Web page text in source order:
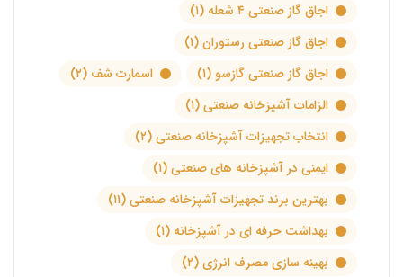
اجاق گاز صنعتی ۴ شعله
(۱)
اجاق گاز صنعتی رستوران(۱)
اجاق گاز صنعتی گازسو (۱) اسمارت شف (۲)
الزامات آشپزخانه صنعتی(۱)
انتخاب تجهیزات آشپزخانه صنعتی(۲)
ایمنی در آشپزخانه های صنعتی(۱)
بهترین برند تجهیزات آشپزخانه صنعتی(۱۱)
بهداشت حرفه ای در آشپزخانه (۱)
بهینه سازی مصرف انرژی(۲)